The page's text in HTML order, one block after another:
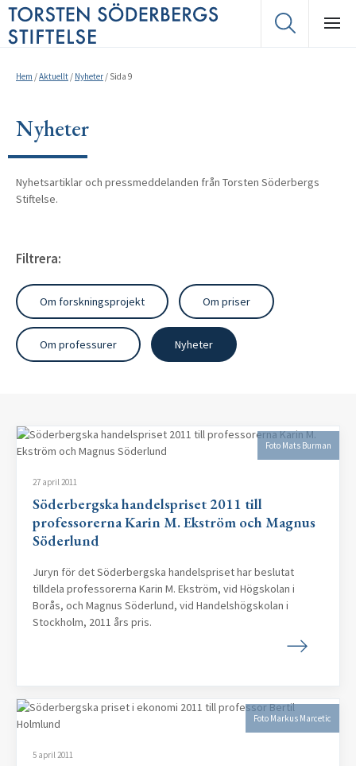
Hem /Aktuellt / Nyheter / Sida 9
Nyheter
Nyhetsartiklar och pressmeddelanden från Torsten Söderbergs
Stiftelse.
Filtrera:
Om forskningsprojekt Om priser
Om professurer Nyheter
Foto Mats Burman
27 april 2011
Söderbergska handelspriset 2011 till
professorerna Karin M. Ekström och Magnus
Söderlund
Juryn för det Söderbergska handelspriset har beslutat
tilldela professorerna Karin M. Ekström, vid Högskolan i
Borås, och Magnus Söderlund, vid Handelshögskolan i
Stockholm, 2011 års pris.
Foto Markus Marcetic
5 april 2011